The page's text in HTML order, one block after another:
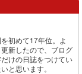
初めて17年位。よ
新したので、ブログ
けの日誌をつけてい
と思います。